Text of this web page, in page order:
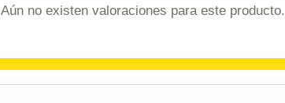
Aún no existen valoraciones para este producto.